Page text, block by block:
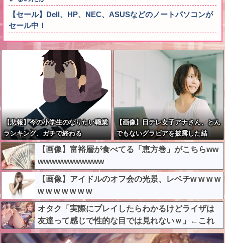
【セール】Dell、HP、NEC、ASUSなどのノートパソコンが
セール中！
【悲報】今の小学生のなりたい職業
ランキング、ガチで終わる
【画像】日テレ女子アナさん、とん
でもないグラビアを披露した結
果・・・
【画像】富裕層が食べてる「恵方巻」がこちらww
wwwwwwwwwww
【画像】アイドルのオフ会の光景、レベチw w w w
w w w w w w w
オタク「実際にプレイしたらわかるけどライザは
友達って感じで性的な目では見れないｗ」←これ
ｗ